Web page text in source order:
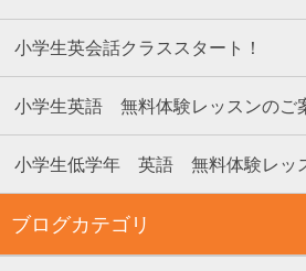
小学生英会話クラススタート！
小学生英語 無料体験レッスンのご
小学生低学年 英語 無料体験レッ
ブログカテゴリ